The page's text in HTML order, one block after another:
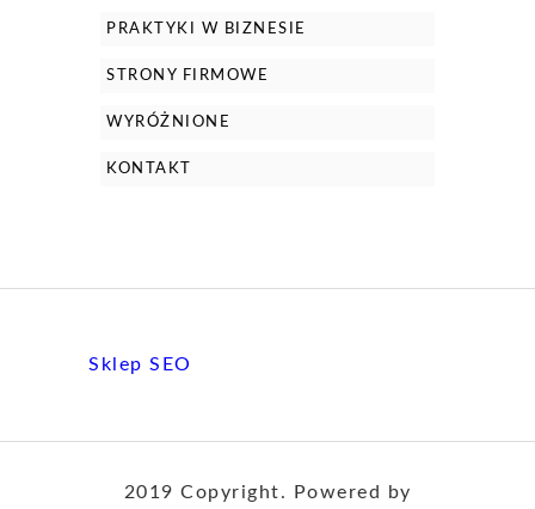
PRAKTYKI W BIZNESIE
STRONY FIRMOWE
WYRÓŻNIONE
KONTAKT
Sklep SEO
2019 Copyright. Powered by